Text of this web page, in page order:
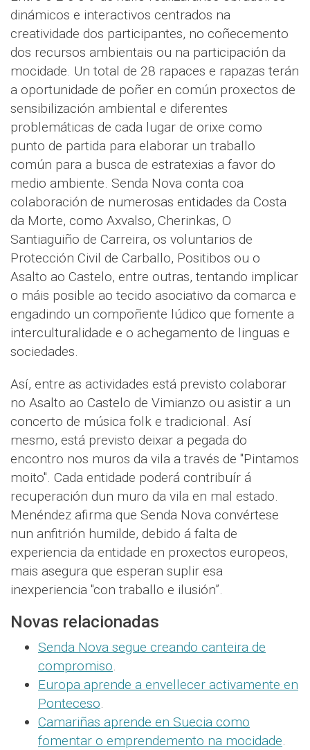
dinámicos e interactivos centrados na
creatividade dos participantes, no coñecemento
dos recursos ambientais ou na participación da
mocidade. Un total de 28 rapaces e rapazas terán
a oportunidade de poñer en común proxectos de
sensibilización ambiental e diferentes
problemáticas de cada lugar de orixe como
punto de partida para elaborar un traballo
común para a busca de estratexias a favor do
medio ambiente. Senda Nova conta coa
colaboración de numerosas entidades da Costa
da Morte, como Axvalso, Cherinkas, O
Santiaguiño de Carreira, os voluntarios de
Protección Civil de Carballo, Positibos ou o
Asalto ao Castelo, entre outras, tentando implicar
o máis posible ao tecido asociativo da comarca e
engadindo un compoñente lúdico que fomente a
interculturalidade e o achegamento de linguas e
sociedades.
Así, entre as actividades está previsto colaborar
no Asalto ao Castelo de Vimianzo ou asistir a un
concerto de música folk e tradicional. Así
mesmo, está previsto deixar a pegada do
encontro nos muros da vila a través de "Pintamos
moito". Cada entidade poderá contribuír á
recuperación dun muro da vila en mal estado.
Menéndez afirma que Senda Nova convértese
nun anfitrión humilde, debido á falta de
experiencia da entidade en proxectos europeos,
mais asegura que esperan suplir esa
inexperiencia "con traballo e ilusión”.
Novas relacionadas
Senda Nova segue creando canteira de
compromiso
Europa aprende a envellecer activamente en
Ponteceso
Camariñas aprende en Suecia como
fomentar o emprendemento na mocidade